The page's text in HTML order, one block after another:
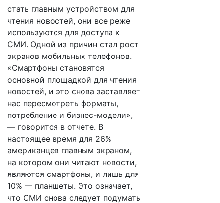
стать главным устройством для
чтения новостей, они все реже
используются для доступа к
СМИ. Одной из причин стал рост
экранов мобильных телефонов.
«Смартфоны становятся
основной площадкой для чтения
новостей, и это снова заставляет
нас пересмотреть форматы,
потребление и бизнес-модели»,
— говорится в отчете. В
настоящее время для 26%
американцев главным экраном,
на котором они читают новости,
являются смартфоны, и лишь для
10% — планшеты. Это означает,
что СМИ снова следует подумать